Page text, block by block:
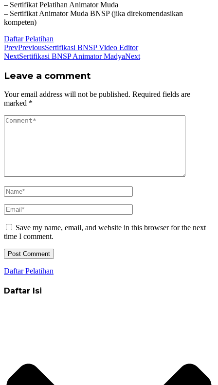
– Sertifikat Pelatihan Animator Muda
– Sertifikat Animator Muda BNSP (jika direkomendasikan
kompeten)
Daftar Pelatihan
PrevPreviousSertifikasi BNSP Video Editor
NextSertifikasi BNSP Animator MadyaNext
Leave a comment
Your email address will not be published. Required fields are
marked *
Save my name, email, and website in this browser for the next
time I comment.
Daftar Pelatihan
Daftar Isi